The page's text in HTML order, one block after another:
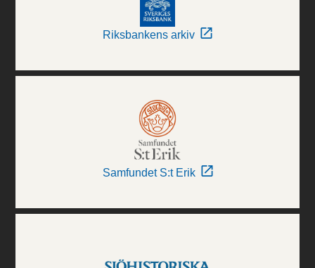
Riksbankens arkiv
Samfundet S:t Erik